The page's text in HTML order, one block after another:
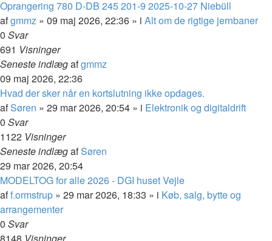
Oprangering 780 D-DB 245 201-9 2025-10-27 Niebüll
afgmmz » 09 maj 2026, 22:36 » i Alt om de rigtige jernbaner
0 Svar
691 Visninger
Seneste indlægafgmmz
09 maj 2026, 22:36
Hvad der sker når en kortslutning ikke opdages.
afSøren » 29 mar 2026, 20:54 » i Elektronik og digitaldrift
0 Svar
1122 Visninger
Seneste indlægafSøren
29 mar 2026, 20:54
MODELTOG for alle 2026 - DGI huset Vejle
aff.ormstrup » 29 mar 2026, 18:33 » i Køb, salg, bytte og
arrangementer
0 Svar